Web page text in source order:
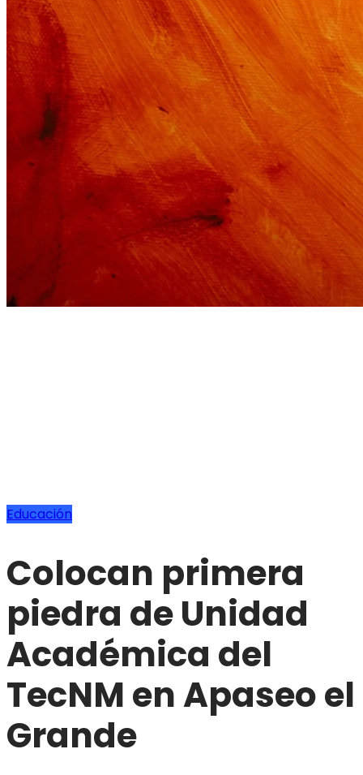
Educación
Colocan primera
piedra de Unidad
Académica del
TecNM en Apaseo el
Grande